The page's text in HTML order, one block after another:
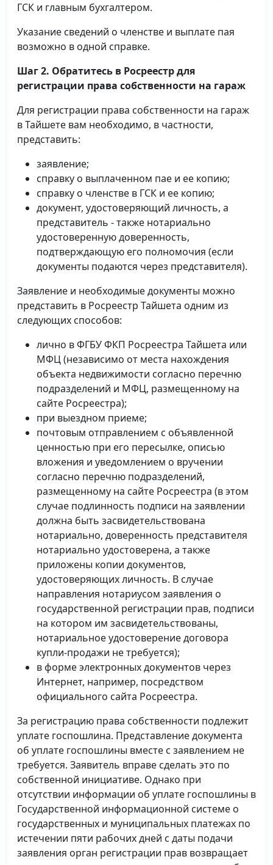
ГСК и главным бухгалтером.
Указание сведений о членстве и выплате пая
возможно в одной справке.
Шаг 2. Обратитесь в Росреестр для
регистрации права собственности на гараж
Для регистрации права собственности на гараж
в Тайшете вам необходимо, в частности,
представить:
заявление;
справку о выплаченном пае и ее копию;
справку о членстве в ГСК и ее копию;
документ, удостоверяющий личность, а
представитель - также нотариально
удостоверенную доверенность,
подтверждающую его полномочия (если
документы подаются через представителя).
Заявление и необходимые документы можно
представить в Росреестр Тайшета одним из
следующих способов:
лично в ФГБУ ФКП Росреестра Тайшета или
МФЦ (независимо от места нахождения
объекта недвижимости согласно перечню
подразделений и МФЦ, размещенному на
сайте Росреестра);
при выездном приеме;
почтовым отправлением с объявленной
ценностью при его пересылке, описью
вложения и уведомлением о вручении
согласно перечню подразделений,
размещенному на сайте Росреестра (в этом
случае подлинность подписи на заявлении
должна быть засвидетельствована
нотариально, доверенность представителя
нотариально удостоверена, а также
приложены копии документов,
удостоверяющих личность. В случае
направления нотариусом заявления о
государственной регистрации прав, подписи
на котором им засвидетельствованы,
нотариальное удостоверение договора
купли-продажи не требуется);
в форме электронных документов через
Интернет, например, посредством
официального сайта Росреестра.
За регистрацию права собственности подлежит
уплате госпошлина. Представление документа
об уплате госпошлины вместе с заявлением не
требуется. Заявитель вправе сделать это по
собственной инициативе. Однако при
отсутствии информации об уплате госпошлины в
Государственной информационной системе о
государственных и муниципальных платежах по
истечении пяти рабочих дней с даты подачи
заявления орган регистрации прав возвращает